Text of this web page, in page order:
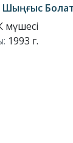
Шыңғыс
мүшесі
1993 г.